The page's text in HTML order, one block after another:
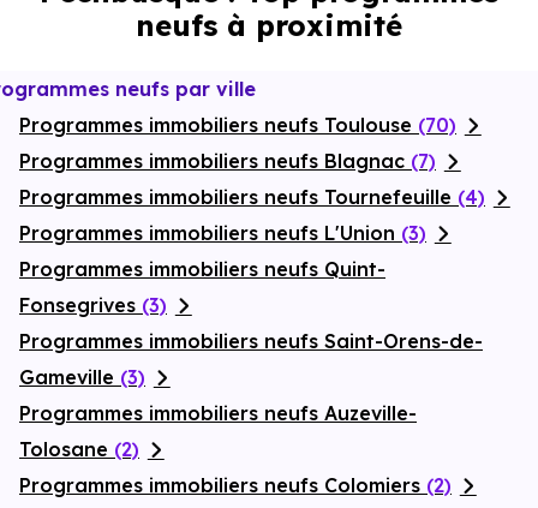
l’espace. Enfin, la résidence met à disposition un parking
local à vélos, complétant un ensemble
neufs à proximité
neufs par ville
Programmes immobiliers neufs Toulouse (70)
Programmes immobiliers neufs Blagnac (7)
Programmes immobiliers neufs Tournefeuille (4)
Programmes immobiliers neufs L'Union (3)
Programmes immobiliers neufs Quint-
Fonsegrives (3)
Programmes immobiliers neufs Saint-Orens-de-
Gameville (3)
Programmes immobiliers neufs Auzeville-
Tolosane (2)
Programmes immobiliers neufs Colomiers (2)